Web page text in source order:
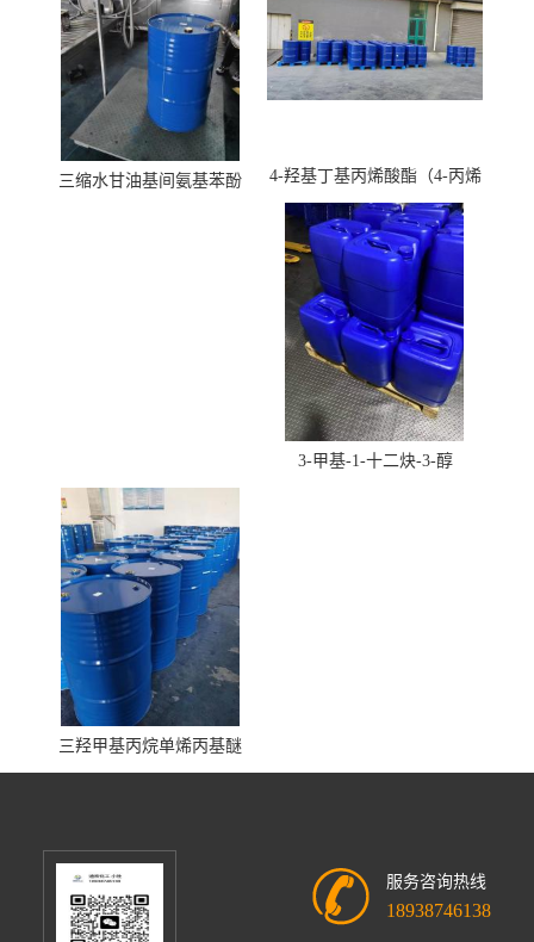
三缩水甘油基间氨基苯酚
4-羟基丁基丙烯酸酯（4-丙烯
酸羟丁酯）
3-甲基-1-十二炔-3-醇
三羟甲基丙烷单烯丙基醚
服务咨询热线
18938746138